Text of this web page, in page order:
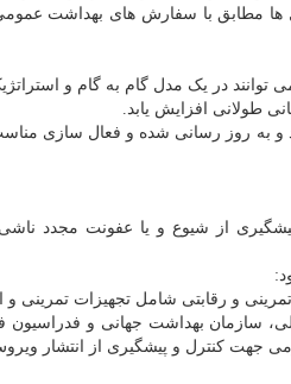
ها مطابق با سفارش های بهداشت
توانند در یک مدل گام به گام و
طولانی افزایش یابد.
و به روز رسانی شده و فعال سازی
سازمان بهداشت جهانی و فدراسیون